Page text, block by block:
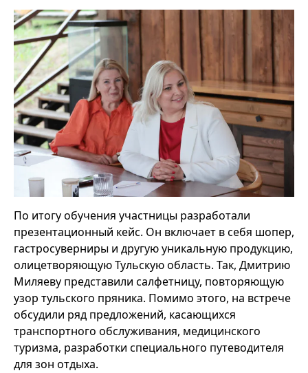
По итогу обучения участницы разработали
презентационный кейс. Он включает в себя шопер,
гастросуверниры и другую уникальную продукцию,
олицетворяющую Тульскую область. Так, Дмитрию
Миляеву представили салфетницу, повторяющую
узор тульского пряника. Помимо этого, на встрече
обсудили ряд предложений, касающихся
транспортного обслуживания, медицинского
туризма, разработки специального путеводителя
для зон отдыха.